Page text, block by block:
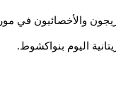
اليوم بنواكشوط.